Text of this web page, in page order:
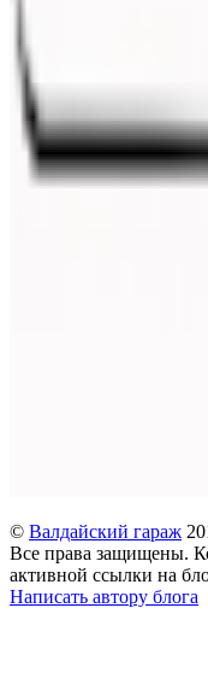
© Валдайский гараж
Все права защищены.
активной ссылки на
Написать автору блога